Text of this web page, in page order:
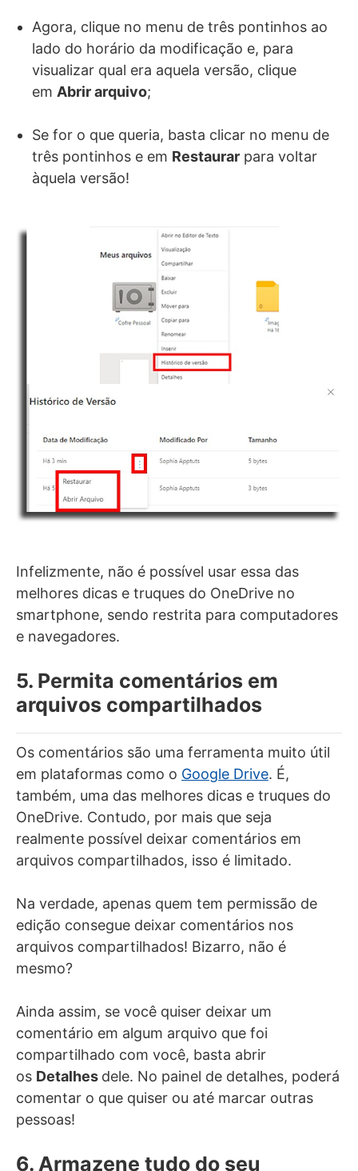
Agora, clique no menu de três pontinhos ao
lado do horário da modificação e, para
visualizar qual era aquela versão, clique
em Abrir arquivo;
Se for o que queria, basta clicar no menu de
três pontinhos e em Restaurar para voltar
àquela versão!
Infelizmente, não é possível usar essa das
melhores dicas e truques do OneDrive no
smartphone, sendo restrita para computadores
e navegadores.
5. Permita comentários em
arquivos compartilhados
Os comentários são uma ferramenta muito útil
em plataformas como o Google Drive. É,
também, uma das melhores dicas e truques do
OneDrive. Contudo, por mais que seja
realmente possível deixar comentários em
arquivos compartilhados, isso é limitado.
Na verdade, apenas quem tem permissão de
edição consegue deixar comentários nos
arquivos compartilhados! Bizarro, não é
mesmo?
Ainda assim, se você quiser deixar um
comentário em algum arquivo que foi
compartilhado com você, basta abrir
os Detalhes dele. No painel de detalhes, poderá
comentar o que quiser ou até marcar outras
pessoas!
6. Armazene tudo do seu